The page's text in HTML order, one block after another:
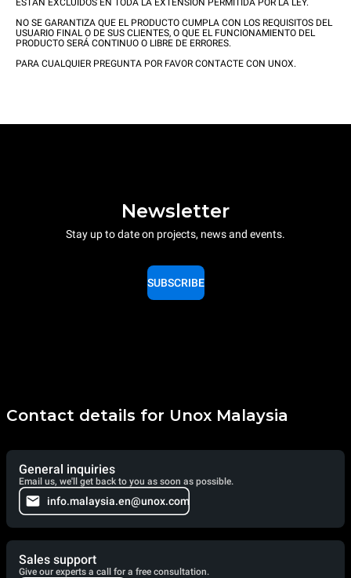
ESTÁN EXCLUIDOS EN TODA LA EXTENSIÓN PERMITIDA POR LA LEY.
NO SE GARANTIZA QUE EL PRODUCTO CUMPLA CON LOS REQUISITOS DEL
USUARIO FINAL O DE SUS CLIENTES, O QUE EL FUNCIONAMIENTO DEL
PRODUCTO SERÁ CONTINUO O LIBRE DE ERRORES.
PARA CUALQUIER PREGUNTA POR FAVOR CONTACTE CON UNOX.
Newsletter
Stay up to date on projects, news and events.
SUBSCRIBE
Contact details for Unox Malaysia
General inquiries
Email us, we'll get back to you as soon as possible.
info.malaysia.en@unox.com
Sales support
Give our experts a call for a free consultation.